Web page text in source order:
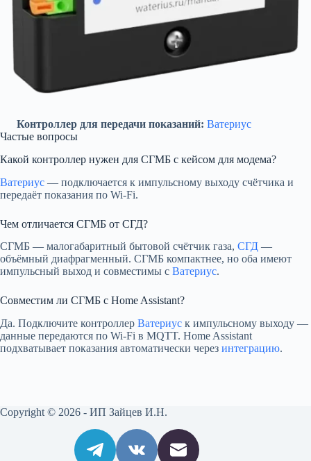
Контроллер для передачи показаний: Ватериус
Частые вопросы
Какой контроллер нужен для СГМБ с кейсом для модема?
Ватериус — подключается к импульсному выходу счётчика и
передаёт показания по Wi-Fi.
Чем отличается СГМБ от СГД?
СГМБ — малогабаритный бытовой счётчик газа, СГД —
объёмный диафрагменный. СГМБ компактнее, но оба имеют
импульсный выход и совместимы с Ватериус.
Совместим ли СГМБ с Home Assistant?
Да. Подключите контроллер Ватериус к импульсному выходу —
данные передаются по Wi-Fi в MQTT. Home Assistant
подхватывает показания автоматически через интеграцию.
Copyright © 2026 - ИП Зайцев И.Н.